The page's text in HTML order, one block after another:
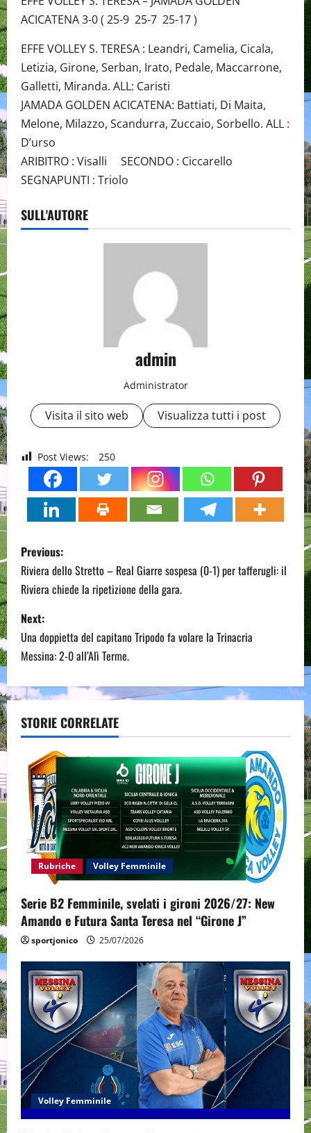
ACICATENA 3-0 ( 25-9 25-7 25-17 )
EFFE VOLLEY S. TERESA : Leandri, Camelia, Cicala,
Letizia, Girone, Serban, Irato, Pedale, Maccarrone,
Galletti, Miranda. ALL: Caristi
JAMADA GOLDEN ACICATENA: Battiati, Di Maita,
Melone, Milazzo, Scandurra, Zuccaio, Sorbello. ALL :
D’urso
ARIBITRO : Visalli SECONDO : Ciccarello
SEGNAPUNTI : Triolo
SULL'AUTORE
admin
Administrator
Visita il sito web Visualizza tutti i post
Post Views: 250
P
o
s
t
n
a
v
g
a
t
o
n
Previous:
Riviera dello Stretto – Real Giarre sospesa (0-1) per tafferugli: il
Riviera chiede la ripetizione della gara.
Next:
Una doppietta del capitano Tripodo fa volare la Trinacria
Messina: 2-0 all’Alì Terme.
STORIE CORRELATE
Rubriche Volley Femminile
Serie B2 Femminile, svelati i gironi 2026/27: New
Amando e Futura Santa Teresa nel “Girone J”
sportjonico 25/07/2026
Volley Femminile